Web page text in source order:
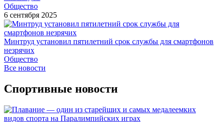
Общество
6 сентября 2025
Минтруд установил пятилетний срок службы для смартфонов
незрячих
Общество
Все новости
Спортивные новости